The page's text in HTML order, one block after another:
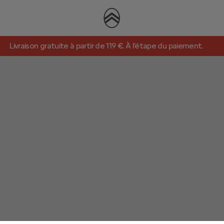
Livraison gratuite à partir de 119 €. À l’étape du paiement.